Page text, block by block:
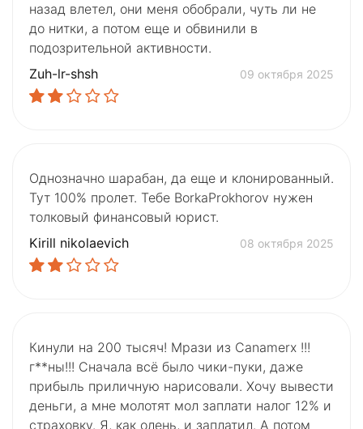
назад влетел, они меня обобрали, чуть ли не
до нитки, а потом еще и обвинили в
подозрительной активности.
Zuh-lr-shsh
09 октября 2025
Однозначно шарабан, да еще и клонированный.
Тут 100% пролет. Тебе BorkaProkhorov нужен
толковый финансовый юрист.
Kirill nikolaevich
08 октября 2025
Кинули на 200 тысяч! Мрази из Canamerx !!!
г**ны!!! Сначала всё было чики-пуки, даже
прибыль приличную нарисовали. Хочу вывести
деньги, а мне молотят мол заплати налог 12% и
страховку. Я, как олень, и заплатил. А потом